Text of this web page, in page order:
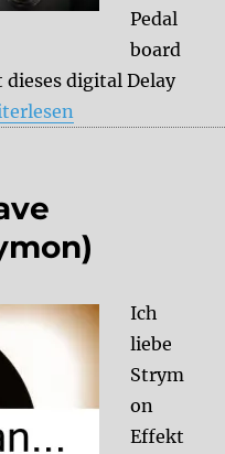
Pedal
board
digital Delay
Timeline“
Ich
liebe
Strym
on
Effekt